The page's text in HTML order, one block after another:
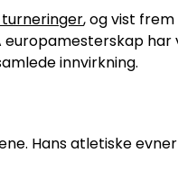
, og vist frem
europamesterskap
innvirkning.
Hans atletiske